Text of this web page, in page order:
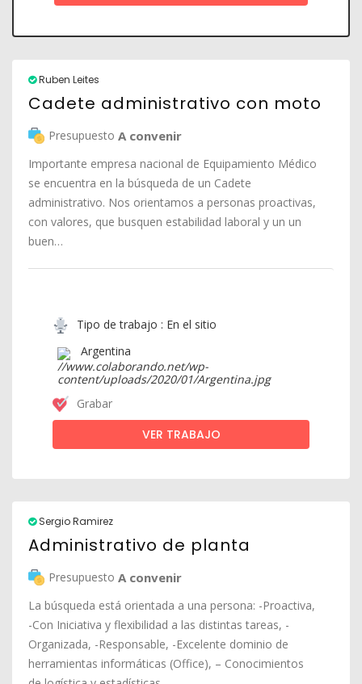
Ruben Leites
Cadete administrativo con moto
Presupuesto A convenir
Importante empresa nacional de Equipamiento Médico
se encuentra en la búsqueda de un Cadete
administrativo. Nos orientamos a personas proactivas,
con valores, que busquen estabilidad laboral y un un
buen…
Tipo de trabajo : En el sitio
Argentina
Grabar
VER TRABAJO
Sergio Ramirez
Administrativo de planta
Presupuesto A convenir
La búsqueda está orientada a una persona: -Proactiva,
-Con Iniciativa y flexibilidad a las distintas tareas, -
Organizada, -Responsable, -Excelente dominio de
herramientas informáticas (Office), – Conocimientos